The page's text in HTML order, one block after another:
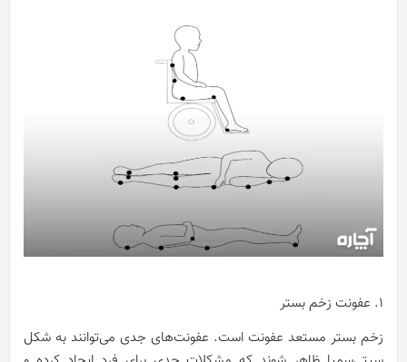
1. عفونت‌ زخم بستر
زخم بستر مستعد عفونت است. عفونت‌های جدی می‌توانند به شکل